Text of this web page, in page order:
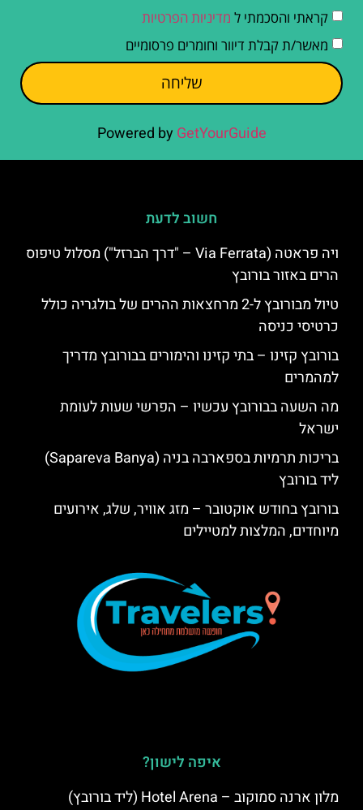
קראתי והסכמתי ל מדיניות הפרטיות
מאשר/ת קבלת דיוור וחומרים פרסומיים
שליחה
Powered by GetYourGuide
חשוב לדעת
ויה פראטה (Via Ferrata – "דרך הברזל") מסלול טיפוס
הרים באזור בורובץ
טיול מבורובץ ל-2 מרחצאות ההרים של בולגריה כולל
כרטיסי כניסה
בורובץ קזינו – בתי קזינו והימורים בבורובץ מדריך
למהמרים
מה השעה בבורובץ עכשיו – הפרשי שעות לעומת
ישראל
בריכות תרמיות בספארבה בניה (Sapareva Banya)
ליד בורובץ
בורובץ בחודש אוקטובר – מזג אוויר, שלג, אירועים
מיוחדים, המלצות למטיילים
איפה לישון?
מלון ארנה סמוקוב – Hotel Arena (ליד בורובץ)